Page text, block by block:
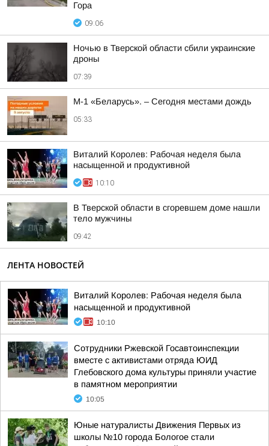
Гора
09:06
Ночью в Тверской области сбили украинские
дроны
07:39
М-1 «Беларусь». – Сегодня местами дождь
05:33
Виталий Королев: Рабочая неделя была
насыщенной и продуктивной
10:10
В Тверской области в сгоревшем доме нашли
тело мужчины
09:42
ЛЕНТА НОВОСТЕЙ
Виталий Королев: Рабочая неделя была
насыщенной и продуктивной
10:10
Сотрудники Ржевской Госавтоинспекции
вместе с активистами отряда ЮИД
Глебовского дома культуры приняли участие
в памятном мероприятии
10:05
Юные натуралисты Движения Первых из
школы №10 города Бологое стали